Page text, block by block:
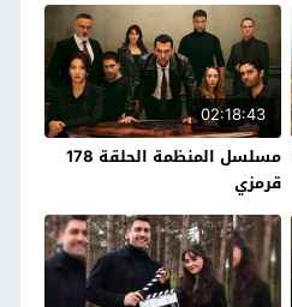
02:18:43
مسلسل المنظمة الحلقة 178
قرمزي